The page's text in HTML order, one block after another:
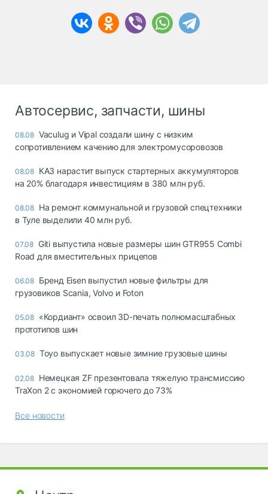
Автосервис, запчасти, шины
08.08 Vaculug и Vipal создали шину с низким
сопротивлением качению для электромусоровозов
08.08 КАЗ нарастит выпуск стартерных аккумуляторов
на 20% благодаря инвестициям в 380 млн руб.
08.08 На ремонт коммунальной и грузовой спецтехники
в Туле выделили 40 млн руб.
07.08 Giti выпустила новые размеры шин GTR955 Combi
Road для вместительных прицепов
06.08 Бренд Eisen выпустил новые фильтры для
грузовиков Scania, Volvo и Foton
05.08 «Кордиант» освоил 3D-печать полномасштабных
прототипов шин
03.08 Toyo выпускает новые зимние грузовые шины
02.08 Немецкая ZF презентовала тяжелую трансмиссию
TraXon 2 с экономией горючего до 73%
Все новости